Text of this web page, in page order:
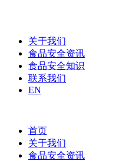
关于我们
食品安全资讯
食品安全知识
联系我们
EN
首页
关于我们
食品安全资讯